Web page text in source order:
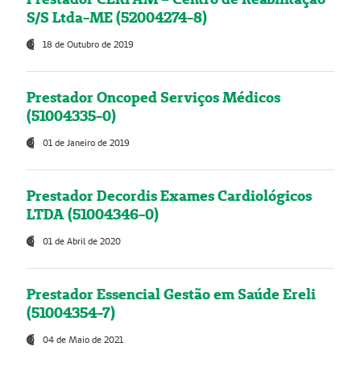
S/S Ltda-ME (52004274-8)
18 de Outubro de 2019
Prestador Oncoped Serviços Médicos
(51004335-0)
01 de Janeiro de 2019
Prestador Decordis Exames Cardiológicos
LTDA (51004346-0)
01 de Abril de 2020
Prestador Essencial Gestão em Saúde Ereli
(51004354-7)
04 de Maio de 2021